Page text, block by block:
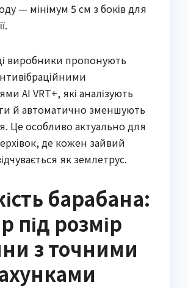
— мінімум 5 см з боків для
виробники пропонують
AI VRT+, які аналізують
й автоматично зменшують
Це особливо актуально для
де кожен зайвий
як землетрус.
барабана:
під розмір
з точними